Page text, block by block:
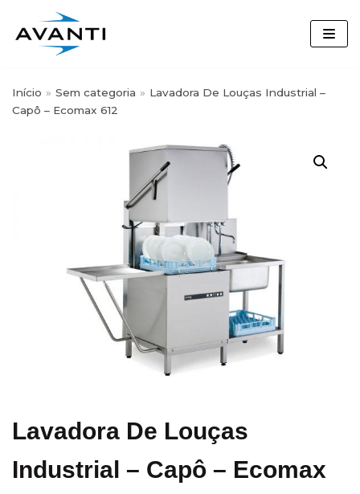
Skip
content
Busque por nome, marca ou
Segmentos
Desinfetante
(3)
Detergentes Louça
Hobart
(3)
Hotéis (28)
Início » Sem categoria » Lavadora De Louças Industrial –
Capô – Ecomax 612
Lavadora De Louças
Industrial – Capô – Ecomax